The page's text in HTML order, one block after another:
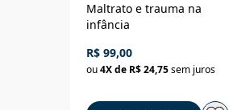
Maltrato e trauma na
infância
R$ 99,00
ou4X de R$ 24,75sem juros